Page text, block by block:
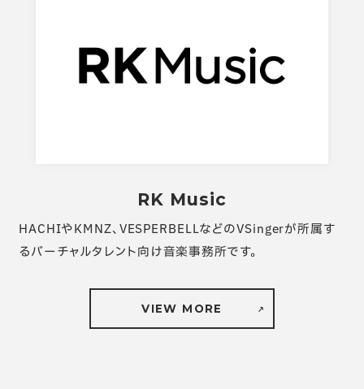
RK Music
HACHIやKMNZ、VESPERBELLなどのVSingerが所属す
るバーチャルタレント向け音楽事務所です。
VIEW MORE